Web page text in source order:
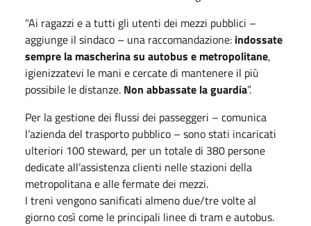
“Ai ragazzi e a tutti gli utenti dei mezzi pubblici –
aggiunge il sindaco – una raccomandazione: indossate
sempre la mascherina su autobus e metropolitane,
igienizzatevi le mani e cercate di mantenere il più
possibile le distanze. Non abbassate la guardia”.
Per la gestione dei flussi dei passeggeri – comunica
l’azienda del trasporto pubblico – sono stati incaricati
ulteriori 100 steward, per un totale di 380 persone
dedicate all’assistenza clienti nelle stazioni della
metropolitana e alle fermate dei mezzi.
I treni vengono sanificati almeno due/tre volte al
giorno così come le principali linee di tram e autobus.